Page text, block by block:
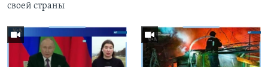
своей страны